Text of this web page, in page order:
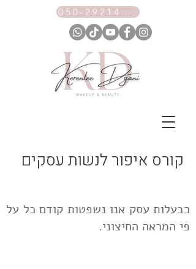
050-2921461
קורס איפור לנשות עסקים
כבעלות עסק אנו נשפטות קודם כל על
פי המראה החיצוני.